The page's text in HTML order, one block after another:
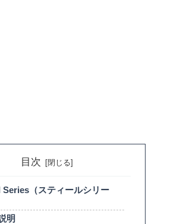
目次
Series（スティールシリー
明